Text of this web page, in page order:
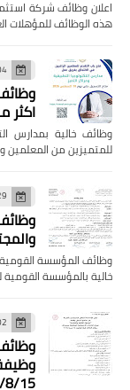
هذه الوظائف للمؤهلات
04
اكثر من 8
للمتميزين من المعلمين
29
خالية بالمؤسسة
02
8/15